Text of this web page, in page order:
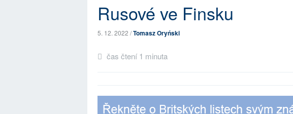
Rusové ve Finsku
5. 12. 2022 /Tomasz Oryński
čas čtení 1 minuta